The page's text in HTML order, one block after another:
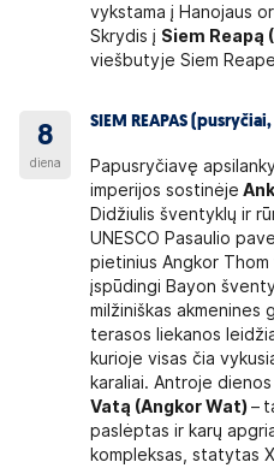
vykstama į Hanojaus
Skrydis į Siem Reapą
viešbutyje Siem
8
diena
SIEM REAPAS
Papusryčiavę
imperijos sostinėje
Didžiulis šventyklų ir
UNESCO Pasaulio
pietinius Angkor
įspūdingi Bayon
milžiniškas akmenines
terasos liekanos
kurioje visas čia
karaliai. Antroje
Vatą (Angkor Wat)–
paslėptas ir karų
kompleksas, statytas